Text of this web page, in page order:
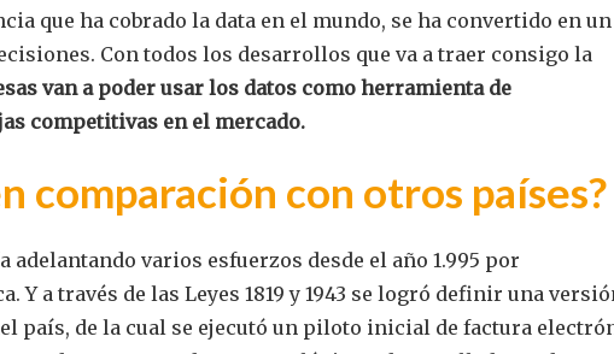
que ha cobrado la data en el mundo, se ha convertido en un
Con todos los desarrollos que va a traer consigo la
van a poder usar los datos como herramienta de
competitivas en el mercado.
comparación con otros países?
adelantando varios esfuerzos desde el año 1.995 por
a través de las Leyes 1819 y 1943 se logró definir una
país, de la cual se ejecutó un piloto inicial de factura